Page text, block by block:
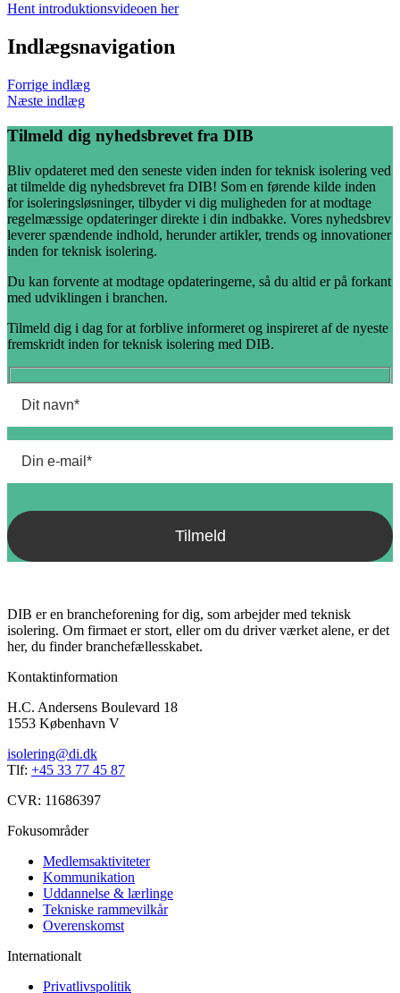
Hent introduktionsvideoen her
Indlægsnavigation
Forrige indlæg
Næste indlæg
Tilmeld dig nyhedsbrevet fra DIB
Bliv opdateret med den seneste viden inden for teknisk isolering ved
at tilmelde dig nyhedsbrevet fra DIB! Som en førende kilde inden
for isoleringsløsninger, tilbyder vi dig muligheden for at modtage
regelmæssige opdateringer direkte i din indbakke. Vores nyhedsbrev
leverer spændende indhold, herunder artikler, trends og innovationer
inden for teknisk isolering.
Du kan forvente at modtage opdateringerne, så du altid er på forkant
med udviklingen i branchen.
Tilmeld dig i dag for at forblive informeret og inspireret af de nyeste
fremskridt inden for teknisk isolering med DIB.
DIB er en brancheforening for dig, som arbejder med teknisk
isolering. Om firmaet er stort, eller om du driver værket alene, er det
her, du finder branchefællesskabet.
Kontaktinformation
H.C. Andersens Boulevard 18
1553 København V
isolering@di.dk
Tlf: +45 33 77 45 87
CVR: 11686397
Fokusområder
Medlemsaktiviteter
Kommunikation
Uddannelse & lærlinge
Tekniske rammevilkår
Overenskomst
Internationalt
Privatlivspolitik